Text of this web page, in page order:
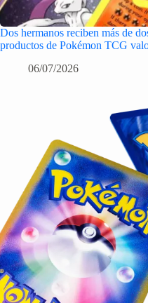
Dos hermanos reciben más de
productos de Pokémon TCG
06/07/2026